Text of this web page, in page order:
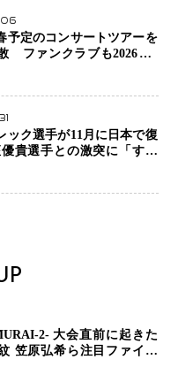
予定のコンサートツアーを
ファンクラブも2026年5
了
ック選手が11月に日本で復
貴選手との激突に「すべ
見せたい」
2- 大会直前に起きた
笠原弘希ら注目ファイタ
重で決戦へ、山本歩夢と平